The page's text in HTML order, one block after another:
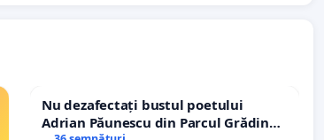
Nu dezafectați bustul poetului
Adrian Păunescu din Parcul Grădina